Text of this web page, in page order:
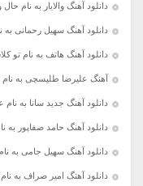
دانلود آهنگ والایار به نام حال
دانلود آهنگ سهیل رحمانی به
دانلود آهنگ هاتف به نام تو
آهنگ علیرضا طلیسچی به نام
دانلود آهنگ جديد سانا به
دانلود آهنگ حامد صفاپور به
دانلود آهنگ سهیل جامی به
دانلود آهنگ امیر صراف به